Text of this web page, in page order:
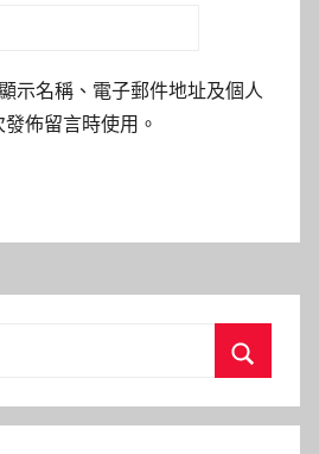
示名稱、電子郵件地址及個人
佈留言時使用。